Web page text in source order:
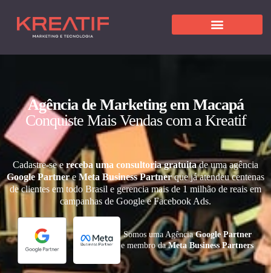
Agência de Marketing em Macapá
Conquiste Mais Vendas com a Kreatif
Cadastre-se ereceba uma consultoria gratuitade uma agência
Google Partnere Meta Business Partnerque já atendeu centenas
de clientes em todo Brasil e gerencia mais de 1 milhão de reais em
campanhas de Google e Facebook Ads.
Somos uma AgênciaGoogle Partner
e membro daMeta Business Partners